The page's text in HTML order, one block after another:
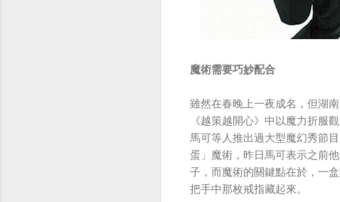
魔術需要巧妙配合
雖然在春晚上一夜成名，但湖
《越策越開心》中以魔力折服
馬可等人推出過大型魔幻秀節
蛋」魔術，昨日馬可表示之前
子，而魔術的關鍵點在於，一
把手中那枚戒指藏起來。